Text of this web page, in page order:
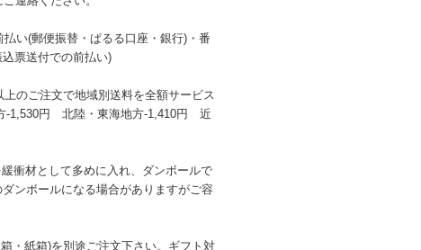
い(郵便振替・ぱるる口座・銀行)・番
票送付での前払い)
のご注文で地域別送料を全額サービス
-1,530円 北陸・東海地方-1,410円 近
衝材として多めに入れ、ダンボールで
ンボールになる場合がありますがご容
・紙箱)を別途ご注文下さい。ギフト対